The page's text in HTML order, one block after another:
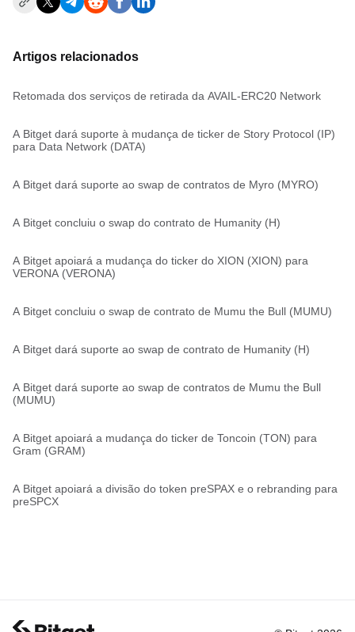
Artigos relacionados
Retomada dos serviços de retirada da AVAIL-ERC20 Network
A Bitget dará suporte à mudança de ticker de Story Protocol (IP)
para Data Network (DATA)
A Bitget dará suporte ao swap de contratos de Myro (MYRO)
A Bitget concluiu o swap do contrato de Humanity (H)
A Bitget apoiará a mudança do ticker do XION (XION) para
VERONA (VERONA)
A Bitget concluiu o swap de contrato de Mumu the Bull (MUMU)
A Bitget dará suporte ao swap de contrato de Humanity (H)
A Bitget dará suporte ao swap de contratos de Mumu the Bull
(MUMU)
A Bitget apoiará a mudança do ticker de Toncoin (TON) para
Gram (GRAM)
A Bitget apoiará a divisão do token preSPAX e o rebranding para
preSPCX